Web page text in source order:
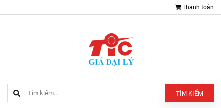
Thanh toán
TÌM KIẾM